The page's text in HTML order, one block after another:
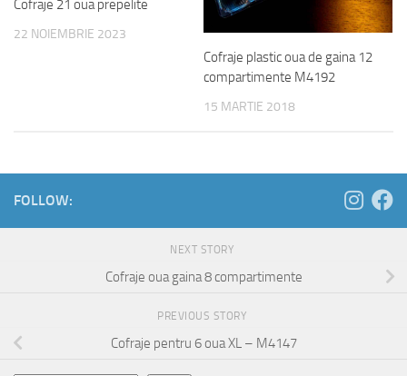
Cofraje 21 oua prepelite
22 NOIEMBRIE 2023
Cofraje plastic oua de gaina 12
compartimente M4192
15 MARTIE 2018
FOLLOW:
NEXT STORY
Cofraje oua gaina 8 compartimente
PREVIOUS STORY
Cofraje pentru 6 oua XL – M4147